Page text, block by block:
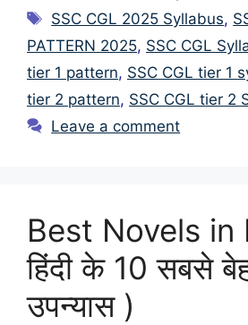
Tags
SSC CGL 2025 Syllabus,
PATTERN 2025, SSC CGL
tier 1 pattern, SSC CGL tier 1
tier 2 pattern, SSC CGL tier 2
Leave a comment
Best Novels in
हिंदी के 10 सबसे
उपन्यास )